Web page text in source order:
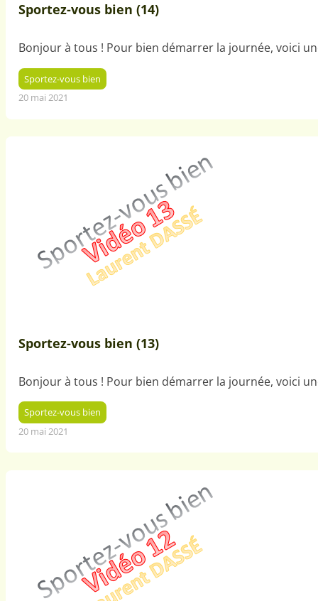
Sportez-vous bien (14)
Bonjour à tous ! Pour bien démarrer la journée, voici
Sportez-vous bien
20 mai 2021
Sportez-vous bien (13)
Bonjour à tous ! Pour bien démarrer la journée, voici
Sportez-vous bien
20 mai 2021